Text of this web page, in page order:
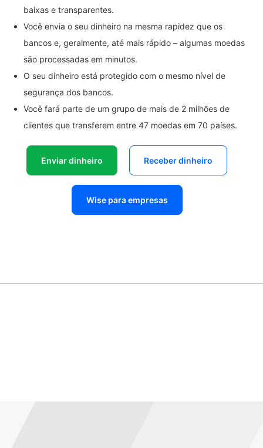
baixas e transparentes.
Você envia o seu dinheiro na mesma rapidez que os
bancos e, geralmente, até mais rápido – algumas moedas
são processadas em minutos.
O seu dinheiro está protegido com o mesmo nível de
segurança dos bancos.
Você fará parte de um grupo de mais de 2 milhões de
clientes que transferem entre 47 moedas em 70 países.
Enviar dinheiro Receber dinheiro
Wise para empresas